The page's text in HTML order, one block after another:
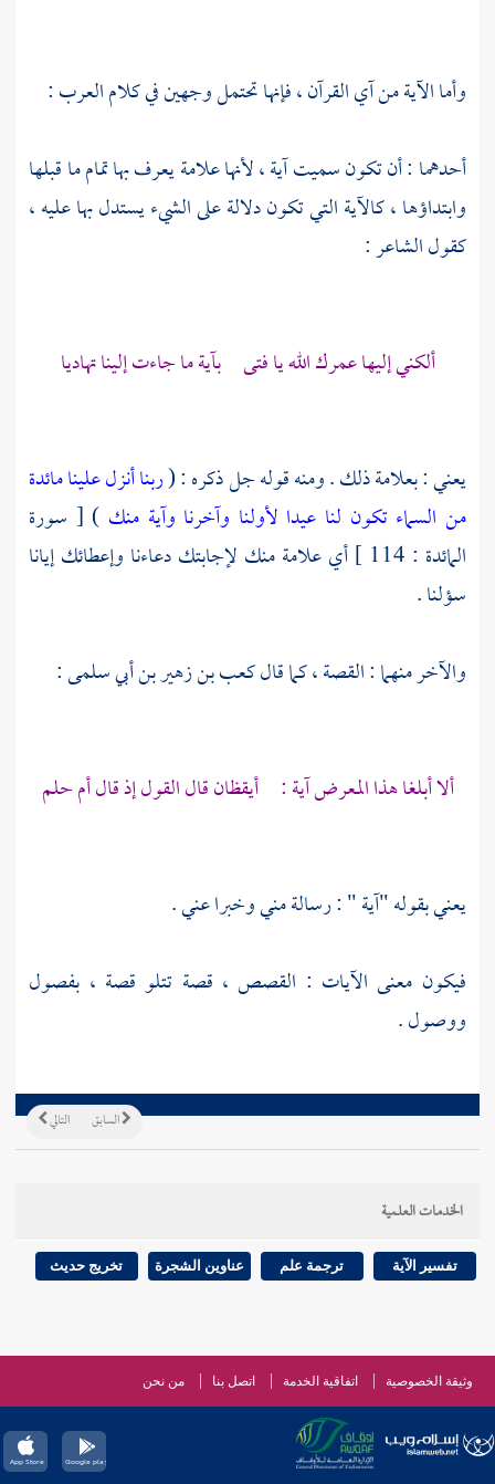
وأما الآية من آي القرآن ، فإنها تحتمل وجهين في كلامالعرب:
أحدهما : أن تكون سميت آية ، لأنها علامة يعرف بها تمام ما قبلها
وابتداؤها ، كالآية التي تكون دلالة على الشيء يستدل بها عليه ،
كقول الشاعر :
ألكني إليها عمرك الله يا فتى بآية ما جاءت إلينا تهاديا
يعني : بعلامة ذلك . ومنه قوله جل ذكره : (ربنا أنزل علينا مائدة
من السماء تكون لنا عيدا لأولنا وآخرنا وآية منك ) [ سورة
المائدة : 114 ] أي علامة منك لإجابتك دعاءنا وإعطائك إيانا
سؤلنا .
والآخر منهما : القصة ، كما قالكعب بن زهير بن أبي سلمى:
ألا أبلغا هذا المعرض آية : أيقظان قال القول إذ قال أم حلم
يعني بقوله "آية " : رسالة مني وخبرا عني .
فيكون معنى الآيات : القصص ، قصة تتلو قصة ، بفصول
ووصول .
التالي السابق
الخدمات العلمية
تفسير الآية ترجمة علم عناوين الشجرة تخريج حديث
وثيقة الخصوصية اتفاقية الخدمة اتصل بنا من نحن